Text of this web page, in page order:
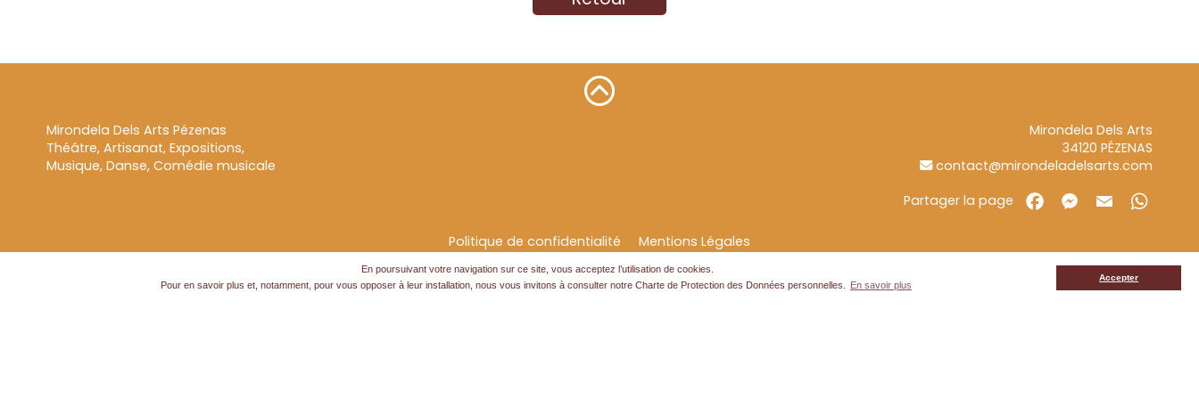
En poursuivant votre navigation sur ce site, vous acceptez l’utilisation de cookies.
Pour en savoir plus et, notamment, pour vous opposer à leur installation, nous vous invitons à consulter notre Charte de Protection des Données personnelles.
En savoir plus
Accepter
Mirondela Dels Arts Pézenas
Théâtre, Artisanat, Expositions,
Musique, Danse, Comédie musicale
Mirondela Dels Arts
34120 PÉZENAS
contact@mirondeladelsarts.com
Partager la page
Politique de confidentialité Mentions Légales
Création site internet // Agence atsurf.net